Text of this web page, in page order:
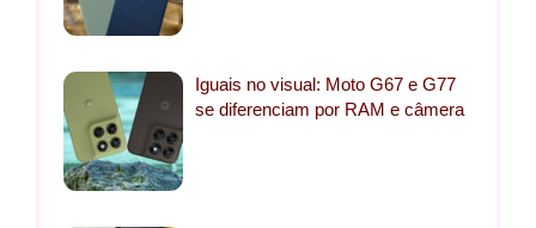
Iguais no visual: Moto G67 e G77
se diferenciam por RAM e câmera